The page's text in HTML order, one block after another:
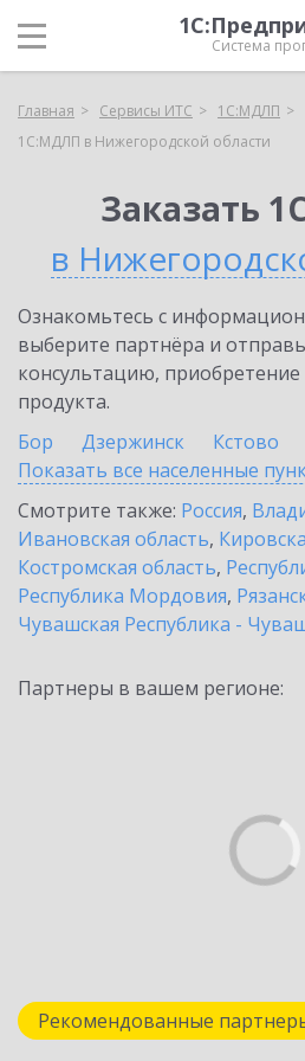
Система
Главная Сервисы ИТС
1С:МДЛП
1С:МДЛП в Нижегородской области
Заказать
в
Ознакомьтесь с
выберите партнёра и
консультацию,
продукта.
Бор
Дзержинск Кстово
Показать все населенные
Смотрите также: Россия,
Ивановская область,
Костромская область,
Республика Мордовия,
Чувашская Республика -
Партнеры в вашем регионе:
Рекомендованные